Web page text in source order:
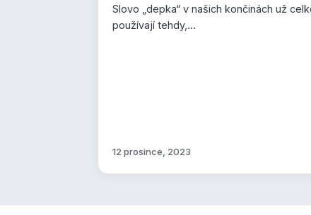
Slovo „depka“ v našich končinách už
používají tehdy,…
12 prosince, 2023